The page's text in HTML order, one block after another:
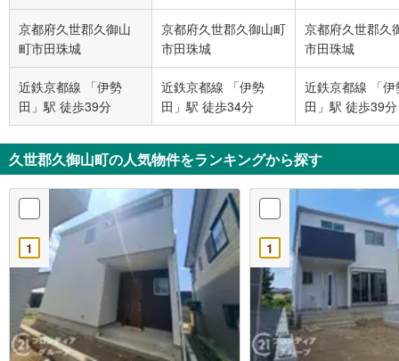
京都府久世郡久御山
町市田珠城
京都府久世郡久御山町
市田珠城
京都府久世郡久
市田珠城
近鉄京都線 「伊勢
田」駅 徒歩39分
近鉄京都線 「伊勢
田」駅 徒歩34分
近鉄京都線 「伊
田」駅 徒歩39分
久世郡久御山町の人気物件をランキングから探す
1 1